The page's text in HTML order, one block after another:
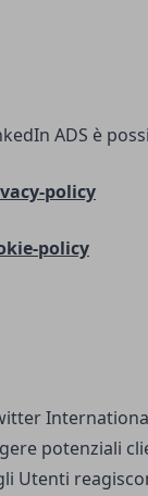
ADS è
policy
policy
potenziali
Utenti